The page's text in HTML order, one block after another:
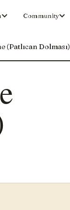
Community
(Patlıcan Dolması)